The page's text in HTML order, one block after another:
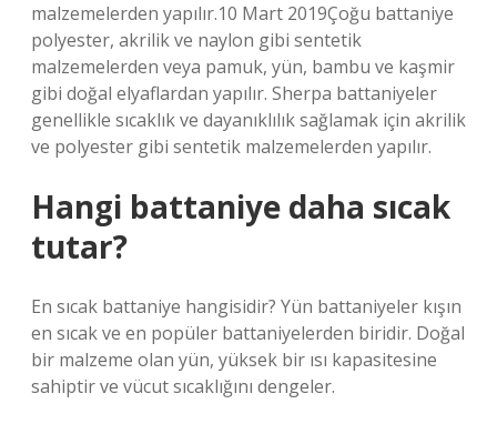
malzemelerden yapılır.10 Mart 2019Çoğu battaniye
polyester, akrilik ve naylon gibi sentetik
malzemelerden veya pamuk, yün, bambu ve kaşmir
gibi doğal elyaflardan yapılır. Sherpa battaniyeler
genellikle sıcaklık ve dayanıklılık sağlamak için akrilik
ve polyester gibi sentetik malzemelerden yapılır.
Hangi battaniye daha sıcak
tutar?
En sıcak battaniye hangisidir? Yün battaniyeler kışın
en sıcak ve en popüler battaniyelerden biridir. Doğal
bir malzeme olan yün, yüksek bir ısı kapasitesine
sahiptir ve vücut sıcaklığını dengeler.